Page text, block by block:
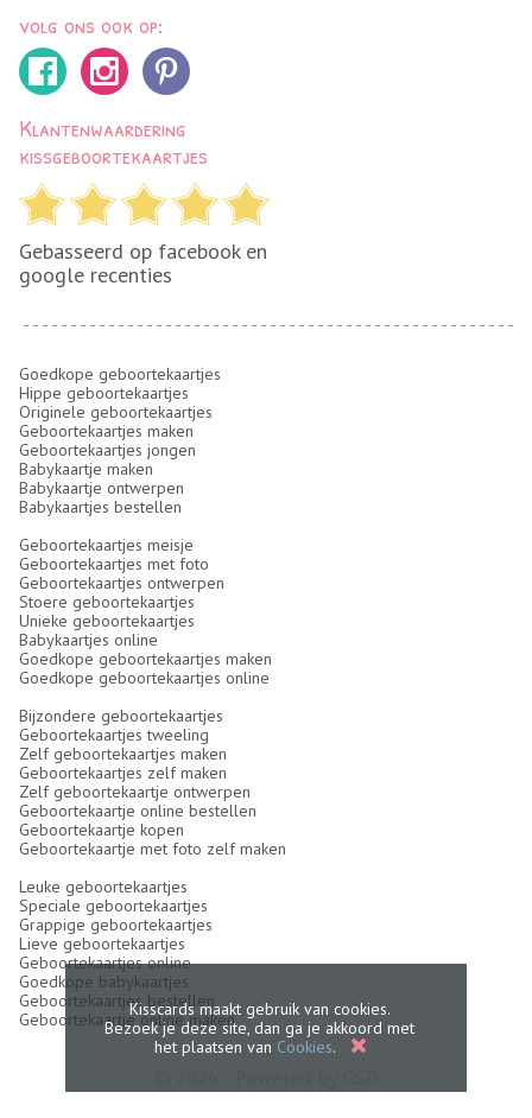
volg ons ook op:
Klantenwaardering
kissgeboortekaartjes
Gebasseerd op facebook en
google recenties
Goedkope geboortekaartjes
Hippe geboortekaartjes
Originele geboortekaartjes
Geboortekaartjes maken
Geboortekaartjes jongen
Babykaartje maken
Babykaartje ontwerpen
Babykaartjes bestellen
Geboortekaartjes meisje
Geboortekaartjes met foto
Geboortekaartjes ontwerpen
Stoere geboortekaartjes
Unieke geboortekaartjes
Babykaartjes online
Goedkope geboortekaartjes maken
Goedkope geboortekaartjes online
Bijzondere geboortekaartjes
Geboortekaartjes tweeling
Zelf geboortekaartjes maken
Geboortekaartjes zelf maken
Zelf geboortekaartje ontwerpen
Geboortekaartje online bestellen
Geboortekaartje kopen
Geboortekaartje met foto zelf maken
Leuke geboortekaartjes
Speciale geboortekaartjes
Grappige geboortekaartjes
Lieve geboortekaartjes
Geboortekaartjes online
Goedkope babykaartjes
Geboortekaartjes bestellen
Geboortekaartje online makenKisscards maakt gebruik van cookies.
Bezoek je deze site, dan ga je akkoord met
het plaatsen van Cookies.